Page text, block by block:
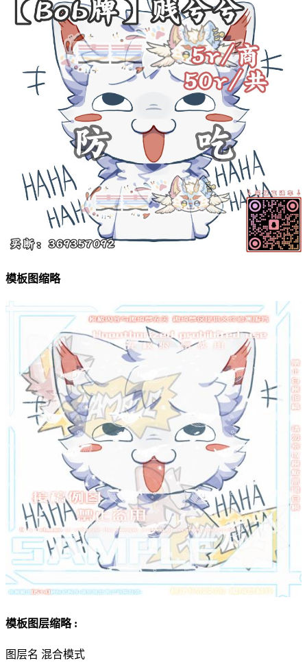
模板图缩略
模板图层缩略 :
图层名 混合模式